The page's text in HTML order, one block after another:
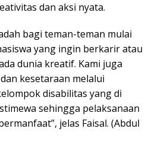
dan aksi nyata.
bagi teman-teman mulai
yang ingin berkarir atau
dunia kreatif. Kami juga
kesetaraan melalui
disabilitas yang di
sehingga pelaksanaan
jelas Faisal. (Abdul